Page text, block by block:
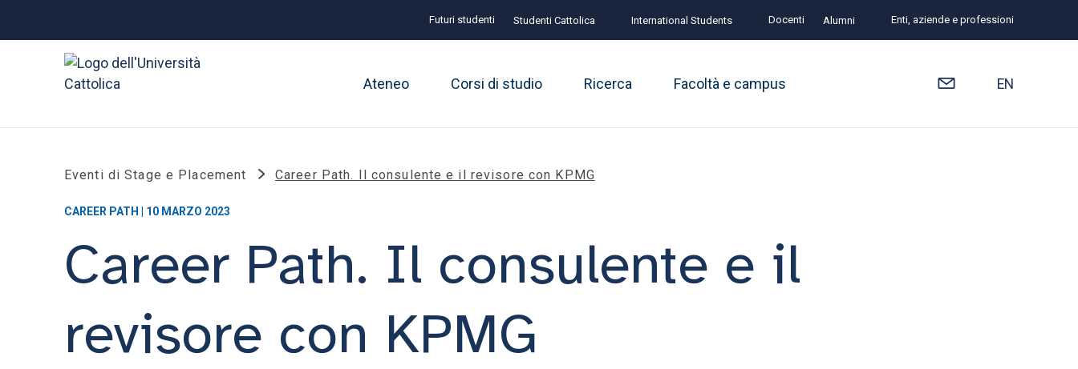
Futuri studenti Studenti Cattolica International Students Docenti Alumni Enti, aziende e professioni
Ateneo Corsi di studio Ricerca Facoltà e campus EN
Eventi di Stage e Placement Career Path. Il consulente e il revisore con KPMG
CAREER PATH | 10 MARZO 2023
Career Path. Il consulente e il
revisore con KPMG